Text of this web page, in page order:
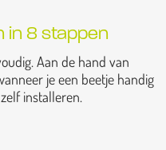
in 8 stappen
Aan de hand van
je een beetje handig
installeren.